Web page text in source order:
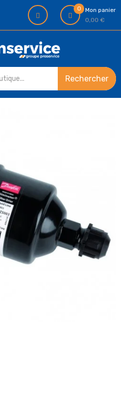
0
Mon panier
0,00 €
Rechercher